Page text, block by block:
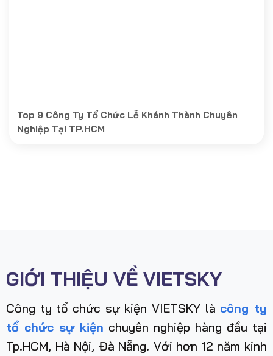
Top 9 Công Ty Tổ Chức Lễ Khánh Thành Chuyên
Nghiệp Tại TP.HCM
GIỚI THIỆU VỀ VIETSKY
Công ty tổ chức sự kiện VIETSKY là công ty
tổ chức sự kiện chuyên nghiệp hàng đầu tại
Tp.HCM, Hà Nội, Đà Nẵng. Với hơn 12 năm kinh